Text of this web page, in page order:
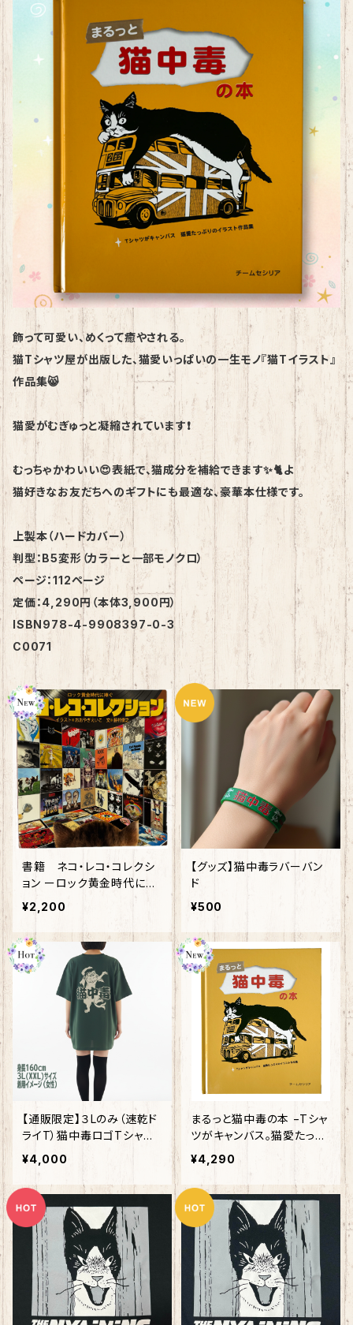
飾って可愛い、めくって癒やされる。
猫Tシャツ屋が出版した、猫愛いっぱいの一生モノ『猫Tイラスト』
作品集😸
猫愛がむぎゅっと凝縮されています❗️
むっちゃかわいい😍表紙で、猫成分を補給できます✨🐈よ
猫好きなお友だちへのギフトにも最適な、豪華本仕様です。
上製本（ハードカバー）
判型：B5変形（カラーと一部モノクロ）
ページ：112ページ
定価：4,290円（本体3,900円）
ISBN978-4-9908397-0-3
C0071
書籍 ネコ・レコ・コレクシ
ョン ーロック黄金時代に注
ぐー イラスト：おおやぎえ
いこ
¥2,200
【グッズ】猫中毒ラバーバン
ド
¥500
【通販限定】３Lのみ（速乾ド
ライT）猫中毒ロゴTシャツ
アイビーグリーン【数量限
定】
¥4,000
まるっと猫中毒の本 −Tシャ
ツがキャンバス。猫愛たっぷ
りのイラスト作品集−
¥4,290